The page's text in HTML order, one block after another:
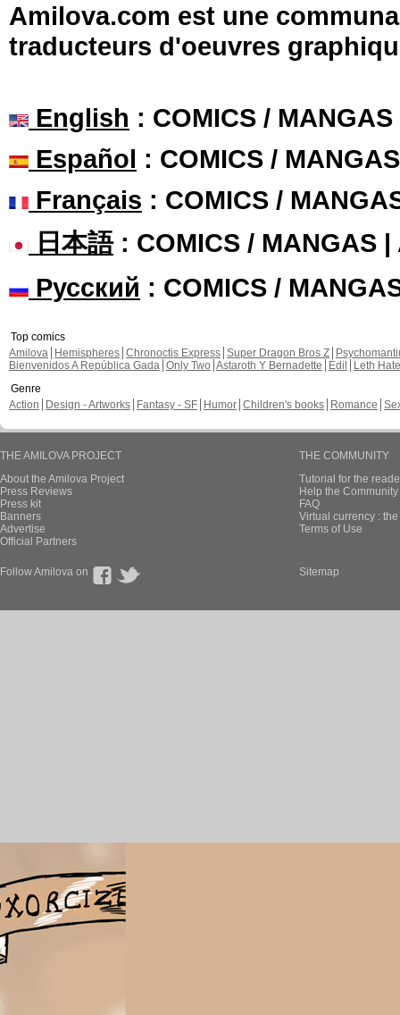
Amilova.com est une
traducteurs d'oeuvres
English : COMICS /
Español : COMICS /
Français : COMICS /
日本語: COMICS / MANGAS |
Русский : COMICS /
Top comics
Amilova
Hemispheres Chronoctis Express Super Dragon Bros Z
Bienvenidos A República Gada Only Two Astaroth Y Bernadette Edil
Leth Hate
Genre
Action
Design - Artworks Fantasy - SF Humor Children's books Romance
THE AMILOVA PROJECT
About the Amilova Project
Press Reviews
Press kit
Banners
Advertise
Official Partners
THE COMMUNITY
Tutorial for the
Help the
FAQ
Virtual currency :
Terms of Use
Follow Amilova on Sitemap